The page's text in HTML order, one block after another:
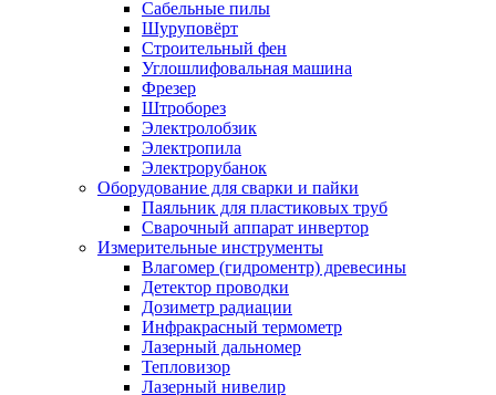
Сабельные пилы
Шуруповёрт
Строительный фен
Углошлифовальная машина
Фрезер
Штроборез
Электролобзик
Электропила
Электрорубанок
Оборудование для сварки и пайки
Паяльник для пластиковых труб
Сварочный аппарат инвертор
Измерительные инструменты
Влагомер (гидроментр) древесины
Детектор проводки
Дозиметр радиации
Инфракрасный термометр
Лазерный дальномер
Тепловизор
Лазерный нивелир